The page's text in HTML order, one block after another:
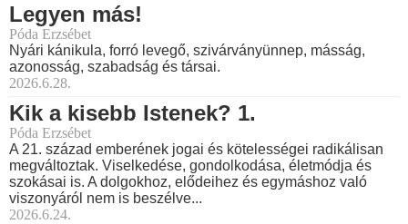
Legyen más!
Póda Erzsébet
Nyári kánikula, forró levegő, szivárványünnep, másság,
azonosság, szabadság és társai.
2026.6.28.
Kik a kisebb Istenek? 1.
Póda Erzsébet
A 21. század emberének jogai és kötelességei radikálisan
megváltoztak. Viselkedése, gondolkodása, életmódja és
szokásai is. A dolgokhoz, elődeihez és egymáshoz való
viszonyáról nem is beszélve...
2026.6.24.